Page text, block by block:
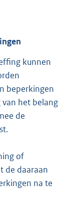
kunnen
beperkingen
het belang
de
of
de daaraan
na te